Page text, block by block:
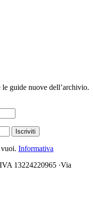
guide nuove dell’archivio.
Iscriviti
Informativa
13224220965 ·Via